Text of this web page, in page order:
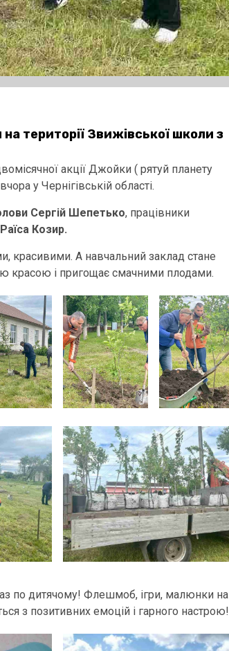
території Звижівської школи з
акції Джойки ( рятуй планету
у Чернігівській області.
Сергій Шепетько, працівники
Раїса Козир.
красивими. А навчальний заклад стане
красою і пригощає смачними плодами.
по дитячому! Флешмоб, ігри, малюнки на
з позитивних емоцій і гарного настрою!